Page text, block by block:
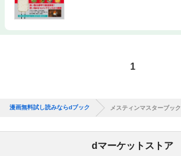
1
漫画無料試し読みならdブック メスティンマスターブック
dマーケットストア